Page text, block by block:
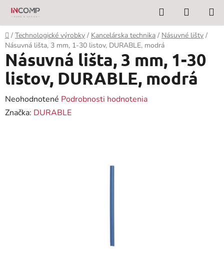
Prejsť
obsah
Hľadať
KOŠÍK
Domov
/ Technologické výrobky / Kancelárska technika / Násuvné lišty /
Násuvná lišta, 3 mm, 1-30 listov, DURABLE, modrá
Násuvná lišta, 3 mm, 1-30
listov, DURABLE, modrá
Priemerné
hodnotenie
Neohodnotené Podrobnosti hodnotenia
Značka: DURABLE